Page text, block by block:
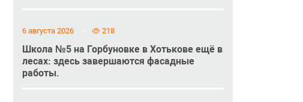
6 августа 2026 218
Школа №5 на Горбуновке в Хотькове ещё в
лесах: здесь завершаются фасадные
работы.